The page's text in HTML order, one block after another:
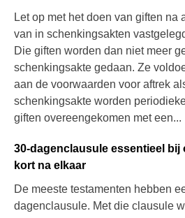
Let op met het doen van giften na
van in schenkingsakten
Die giften worden dan niet meer
schenkingsakte gedaan. Ze
aan de voorwaarden voor aftrek
schenkingsakte worden
giften overeengekomen met een...
30-dagenclausule essentieel
kort na elkaar
De meeste testamenten hebben
dagenclausule. Met die clausule